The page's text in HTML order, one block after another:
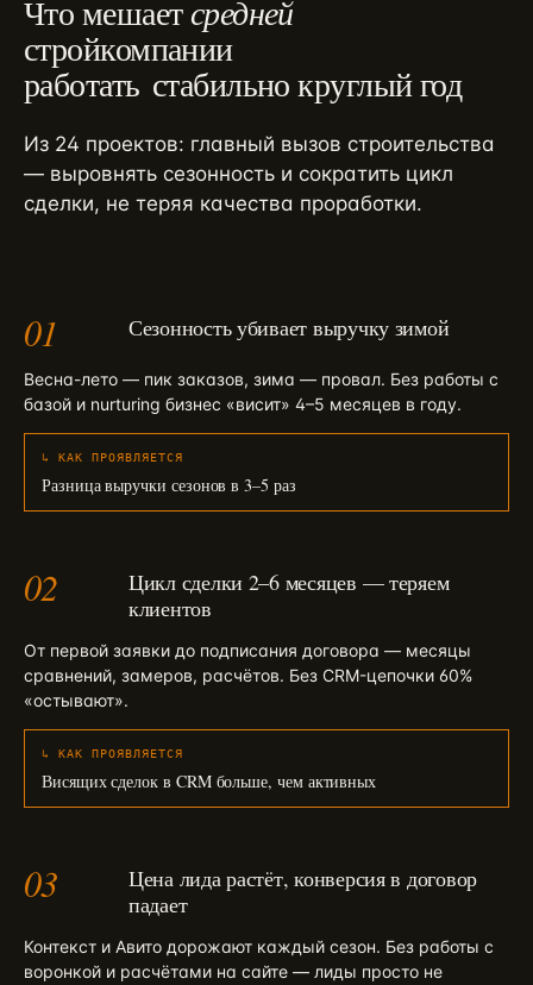
Что мешаетсредней
стройкомпании
работать стабильно круглый год
Из 24 проектов: главный вызов строительства
— выровнять сезонность и сократить цикл
сделки, не теряя качества проработки.
01 Сезонность убивает выручку зимой
Весна-лето — пик заказов, зима — провал. Без работы с
базой и nurturing бизнес «висит» 4–5 месяцев в году.
↳ КАК ПРОЯВЛЯЕТСЯ
Разница выручки сезонов в 3–5 раз
02
Цикл сделки 2–6 месяцев — теряем
клиентов
От первой заявки до подписания договора — месяцы
сравнений, замеров, расчётов. Без CRM-цепочки 60%
«остывают».
↳ КАК ПРОЯВЛЯЕТСЯ
Висящих сделок в CRM больше, чем активных
03
Цена лида растёт, конверсия в договор
падает
Контекст и Авито дорожают каждый сезон. Без работы с
воронкой и расчётами на сайте — лиды просто не